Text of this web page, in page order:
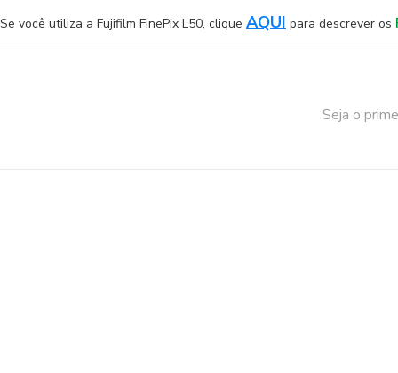
Se você utiliza a Fujifilm FinePix L50, clique AQUI para descrever os
Seja o